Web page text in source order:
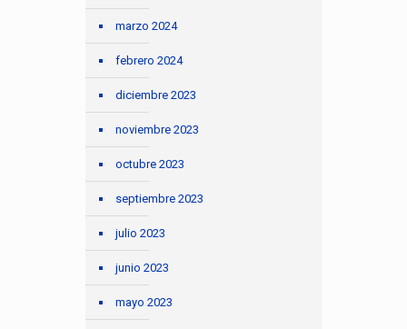
marzo 2024
febrero 2024
diciembre 2023
noviembre 2023
octubre 2023
septiembre 2023
julio 2023
junio 2023
mayo 2023